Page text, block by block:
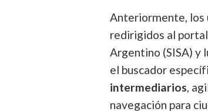
Anteriormente, los
redirigidos al
Argentino (SISA) y
el buscador
intermediarios,
navegación para